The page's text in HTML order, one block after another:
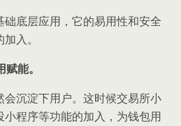
底层应用，它的易用性和安全
入。
能。
沉淀下用户。这时候交易所小
程序等功能的加入，为钱包用